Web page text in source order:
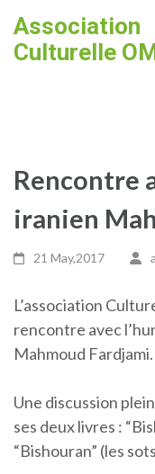
to
content
Association
Culturelle
Rencontre
iranien
21 May,2017
L’association
rencontre avec
Mahmoud Fardjami.
Une discussion
ses deux livres :
“Bishouran” (les